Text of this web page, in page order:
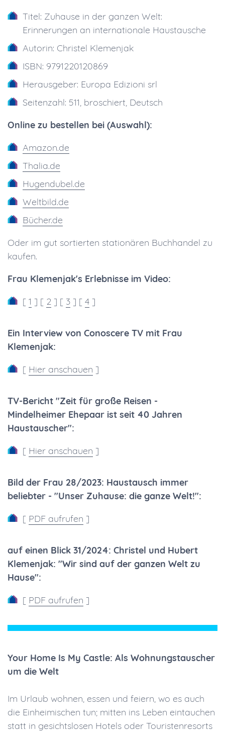
Titel: Zuhause in der ganzen Welt:
Erinnerungen an internationale Haustausche
Autorin: Christel Klemenjak
ISBN: 9791220120869
Herausgeber: Europa Edizioni srl
Seitenzahl: 511, broschiert, Deutsch
Online zu bestellen bei (Auswahl):
Amazon.de
Thalia.de
Hugendubel.de
Weltbild.de
Bücher.de
Oder im gut sortierten stationären Buchhandel zu
kaufen.
Frau Klemenjak's Erlebnisse im Video:
[ 1 ] [ 2 ] [ 3 ] [ 4 ]
Ein Interview von Conoscere TV mit Frau
Klemenjak:
[ Hier anschauen ]
TV-Bericht "Zeit für große Reisen -
Mindelheimer Ehepaar ist seit 40 Jahren
Haustauscher":
[ Hier anschauen ]
Bild der Frau 28/2023: Haustausch immer
beliebter - "Unser Zuhause: die ganze Welt!":
[ PDF aufrufen ]
auf einen Blick 31/2024: Christel und Hubert
Klemenjak: "Wir sind auf der ganzen Welt zu
Hause":
[ PDF aufrufen ]
Your Home Is My Castle: Als Wohnungstauscher
um die Welt
Im Urlaub wohnen, essen und feiern, wo es auch
die Einheimischen tun; mitten ins Leben eintauchen
statt in gesichtslosen Hotels oder Touristenresorts